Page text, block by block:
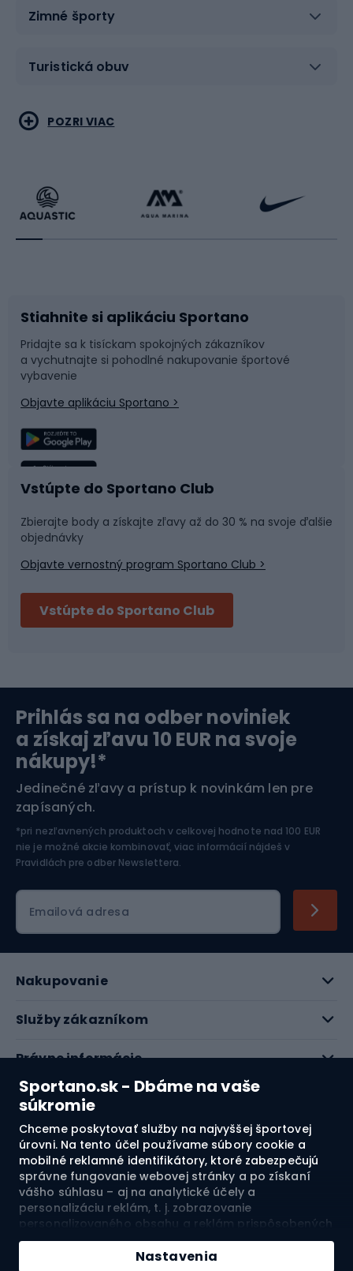
Sportano.sk - Dbáme na vaše
súkromie
Chceme poskytovať služby na najvyššej športovej
úrovni. Na tento účel používame súbory cookie a
mobilné reklamné identifikátory, ktoré zabezpečujú
správne fungovanie webovej stránky a po získaní
vášho súhlasu – aj na analytické účely a
personalizáciu reklám, t. j. zobrazovanie
personalizovaného obsahu a reklám prispôsobených
vašim záujmom a meranie ich účinnosti. Súbory
cookie a mobilné reklamné identifikátory môžu byť
Nastavenia
Zimné športy
Turistická obuv
Vodné športy
Beh
Príslušenstvo k bicyklom
Časti bicyklov
Rybolov
Športová medicína
Bushcraft
Bikepacking
Orientačný beh
Bojové umenia
Raketové športy
Sane a kĺzačky
Snowboard
Plávanie
Tímové športy
Fitness a posilňovňa
Cyklistické prilby
Lyžovanie
Športová elektronika
Jazdectvo
POZRI VIAC
Stiahnite si aplikáciu Sportano
Pridajte sa k tisíckam spokojných zákazníkov
a vychutnajte si pohodlné nakupovanie športové
vybavenie
Objavte aplikáciu Sportano >
Vstúpte do Sportano Club
Zbierajte body a získajte zľavy až do 30 % na svoje ďalšie
objednávky
Objavte vernostný program Sportano Club >
Vstúpte do Sportano Club
Prihlás sa na odber noviniek
a získaj zľavu 10 EUR na svoje
nákupy!*
Jedinečné zľavy a prístup k novinkám len pre
zapísaných.
*pri nezľavnených produktoch v celkovej hodnote nad 100 EUR
nie je možné akcie kombinovať, viac informácií nájdeš v
Pravidlách pre odber Newslettera.
Emailová adresa
Nakupovanie
Služby zákazníkom
Právne informácie
O nás
Pozrite si naše recenzie
4.7